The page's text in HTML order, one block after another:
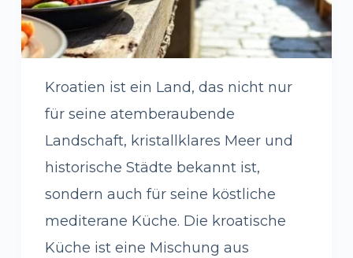
Kroatien ist ein Land, das nicht nur
für seine atemberaubende
Landschaft, kristallklares Meer und
historische Städte bekannt ist,
sondern auch für seine köstliche
mediterane Küche. Die kroatische
Küche ist eine Mischung aus